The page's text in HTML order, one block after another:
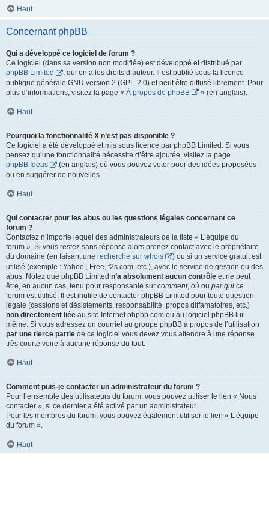
Haut
Concernant phpBB
Qui a développé ce logiciel de forum ?
Ce logiciel (dans sa version non modifiée) est développé et distribué par
phpBB Limited
, qui en a les droits d’auteur. Il est publié sous la licence
publique générale GNU version 2 (GPL-2.0) et peut être diffusé librement. Pour
plus d’informations, visitez la page « À propos de phpBB » (en anglais).
Haut
Pourquoi la fonctionnalité X n’est pas disponible ?
Ce logiciel a été développé et mis sous licence par phpBB Limited. Si vous
pensez qu’une fonctionnalité nécessite d’être ajoutée, visitez la page
phpBB Ideas
(en anglais) où vous pouvez voter pour des idées proposées
ou en suggérer de nouvelles.
Haut
Qui contacter pour les abus ou les questions légales concernant ce
forum ?
Contactez n’importe lequel des administrateurs de la liste « L’équipe du
forum ». Si vous restez sans réponse alors prenez contact avec le propriétaire
du domaine (en faisant une recherche sur whois
) ou si un service gratuit est
utilisé (exemple : Yahoo!, Free, f2s.com, etc.), avec le service de gestion ou des
abus. Notez que phpBB Limited n’a absolument aucun contrôle et ne peut
être, en aucun cas, tenu pour responsable sur comment, où ou par qui ce
forum est utilisé. Il est inutile de contacter phpBB Limited pour toute question
légale (cessions et désistements, responsabilité, propos diffamatoires, etc.)
non directement liée au site Internet phpbb.com ou au logiciel phpBB lui-
même. Si vous adressez un courriel au groupe phpBB à propos de l’utilisation
par une tierce partie de ce logiciel vous devez vous attendre à une réponse
très courte voire à aucune réponse du tout.
Haut
Comment puis-je contacter un administrateur du forum ?
Pour l’ensemble des utilisateurs du forum, vous pouvez utiliser le lien « Nous
contacter », si ce dernier a été activé par un administrateur.
Pour les membres du forum, vous pouvez également utiliser le lien « L’équipe
du forum ».
Haut